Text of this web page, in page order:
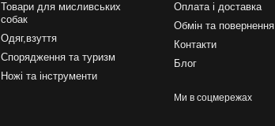
Товари для мисливських
собак
Одяг,взуття
Спорядження та туризм
Ножі та інструменти
Оплата і доставка
Обмін та повернення
Контакти
Блог
Ми в соцмережах